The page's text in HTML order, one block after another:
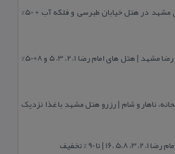
لیست هتل آپارتمان های مشهد در هتل خیابان طبرسی و فلکه آب + 50%
رزرو هتل در خیابان امام رضا مشهد | هتل‌ های امام رضا 1، 2، 3، 5 و 8+50%
ناهار و شام | رزرو هتل مشهد با غذا نزدیک
تا 90 % تخفیف